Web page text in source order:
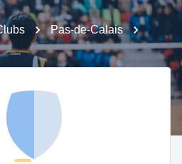
Pas-de-Calais